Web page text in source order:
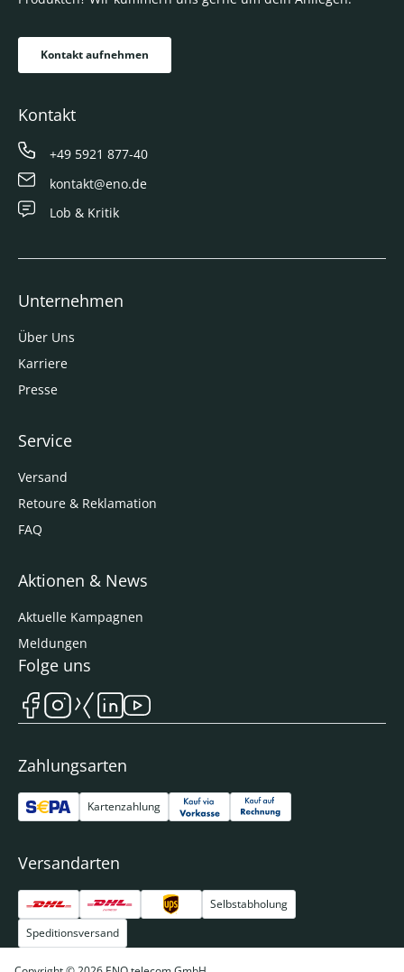
Kontakt aufnehmen
Kontakt
+49 5921 877-40
kontakt@eno.de
Lob & Kritik
Unternehmen
Über Uns
Karriere
Presse
Service
Versand
Retoure & Reklamation
FAQ
Aktionen & News
Aktuelle Kampagnen
Meldungen
Zahlungsarten
Kartenzahlung
Versandarten
Selbstabholung
Speditionsversand
Folge uns